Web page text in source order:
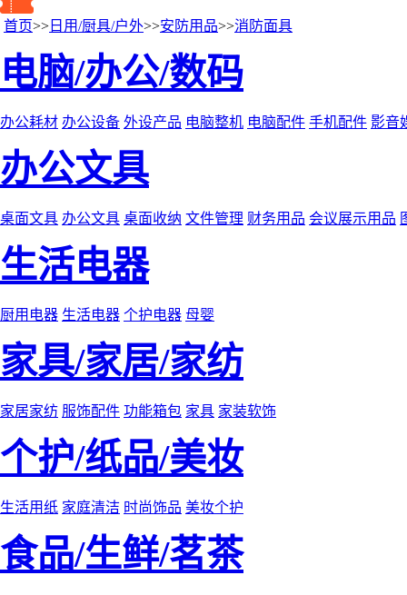
首页>> 日用/厨具/户外>>安防用品>>消防面具
电脑/办公/数码
办公耗材 办公设备 外设产品 电脑整机 电脑配件 手机配件 影音
办公文具
桌面文具 办公文具 桌面收纳 文件管理 财务用品 会议展示用品
生活电器
厨用电器 生活电器 个护电器 母婴
家具/家居/家纺
家居家纺 服饰配件 功能箱包 家具 家装软饰
个护/纸品/美妆
生活用纸 家庭清洁 时尚饰品 美妆个护
食品/生鲜/茗茶